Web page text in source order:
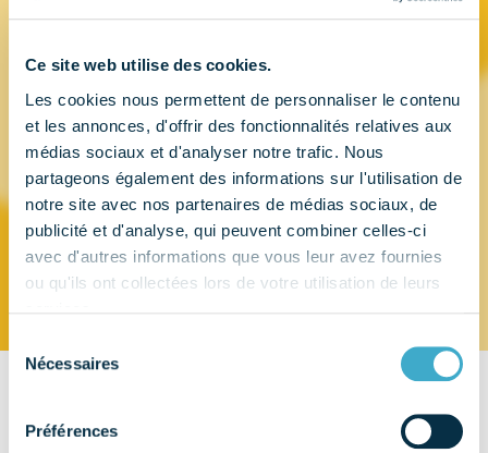
Ce site web utilise des cookies.
Les cookies nous permettent de personnaliser le contenu
et les annonces, d'offrir des fonctionnalités relatives aux
médias sociaux et d'analyser notre trafic. Nous
partageons également des informations sur l'utilisation de
notre site avec nos partenaires de médias sociaux, de
publicité et d'analyse, qui peuvent combiner celles-ci
avec d'autres informations que vous leur avez fournies
ou qu'ils ont collectées lors de votre utilisation de leurs
Nécessaires
Préférences
W&H FRANCE
4 rue Ettore Bugatti